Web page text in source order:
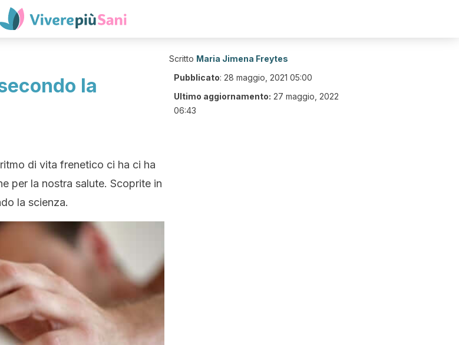
la
di vita frenetico ci ha ci ha
per la nostra salute. Scoprite in
la scienza.
Scritto Maria Jimena Freytes
Pubblicato: 28 maggio, 2021 05:00
Ultimo aggiornamento: 27 maggio, 2022
06:43